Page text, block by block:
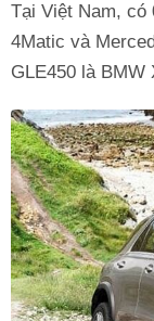
Tại Việt Nam, có
4Matic và
GLE450 là BMW